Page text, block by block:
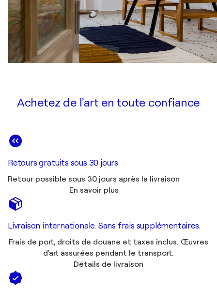
Achetez de l'art en toute confiance
Retours gratuits sous 30 jours
Retour possible sous 30 jours après la livraison
En savoir plus
Livraison internationale. Sans frais supplémentaires.
Frais de port, droits de douane et taxes inclus. Œuvres
d'art assurées pendant le transport.
Détails de livraison